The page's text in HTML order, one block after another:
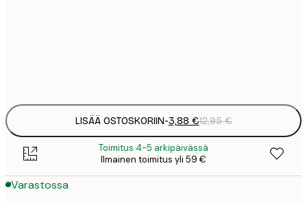
LISÄÄ OSTOSKORIIN-3,88 €12,95 €
Toimitus 4-5 arkipäivässä
Ilmainen toimitus yli 59 €
Varastossa